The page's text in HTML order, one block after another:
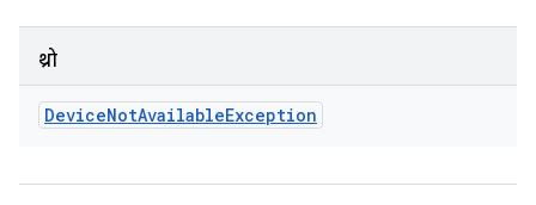
थ्रो
DeviceNotAvailableException